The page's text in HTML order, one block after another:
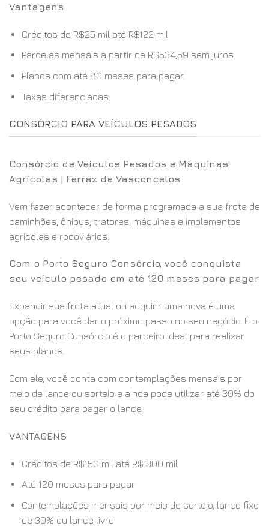
Vantagens
Créditos de R$25 mil até R$122 mil
Parcelas mensais a partir de R$534,59 sem juros.
Planos com até 80 meses para pagar.
Taxas diferenciadas.
CONSÓRCIO PARA VEÍCULOS PESADOS
Consórcio de Veículos Pesados e Máquinas
Agrícolas | Ferraz de Vasconcelos
Vem fazer acontecer de forma programada a sua frota de
caminhões, ônibus, tratores, máquinas e implementos
agrícolas e rodoviários.
Com o Porto Seguro Consórcio, você conquista
seu veículo pesado em até 120 meses para pagar
Expandir sua frota atual ou adquirir uma nova é uma
opção para você dar o próximo passo no seu negócio. E o
Porto Seguro Consórcio é o parceiro ideal para realizar
seus planos.
Com ele, você conta com contemplações mensais por
meio de lance ou sorteio e ainda pode utilizar até 30% do
seu crédito para pagar o lance.
VANTAGENS
Créditos de R$150 mil até R$ 300 mil
Até 120 meses para pagar
Contemplações mensais por meio de sorteio, lance fixo
de 30% ou lance livre